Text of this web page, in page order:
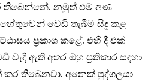
තිබෙන්නේ. නමුත් එම අණ
වෙඩි තැබීම සිදු කළ
ප්‍රකාශ කළේ. එහි දී එක්
වැදී ඇති අතර ඔහු ප්‍රතිකාර සඳහා
තිබෙනවා. අනෙක් පුද්ගලයා